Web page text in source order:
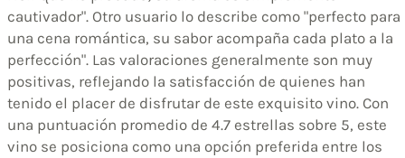
cautivador". Otro usuario lo describe como "perfecto para
una cena romántica, su sabor acompaña cada plato a la
perfección". Las valoraciones generalmente son muy
positivas, reflejando la satisfacción de quienes han
tenido el placer de disfrutar de este exquisito vino. Con
una puntuación promedio de 4.7 estrellas sobre 5, este
vino se posiciona como una opción preferida entre los